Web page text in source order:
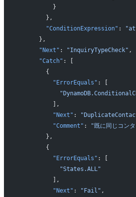
          }
        },
        "ConditionExpression"
:
      },
      "Next"
: "InquiryTypeCheck" ,
      "Catch"
: [
        {
          "ErrorEquals"
: [
          ],
          "Next"
:
          "Comment"
:
"既に同じコン
        },
        {
          "ErrorEquals"
: [
            "States.ALL"
          ],
          "Next"
: "Fail" ,